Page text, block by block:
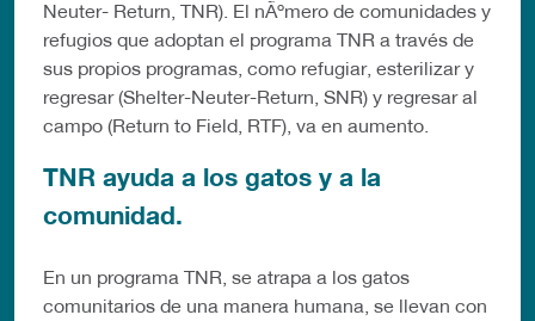
Neuter- Return, TNR). El nÃºmero de comunidades y
refugios que adoptan el programa TNR a través de
sus propios programas, como refugiar, esterilizar y
regresar (Shelter-Neuter-Return, SNR) y regresar al
campo (Return to Field, RTF), va en aumento.
TNR ayuda a los gatos y a la
comunidad.
En un programa TNR, se atrapa a los gatos
comunitarios de una manera humana, se llevan con